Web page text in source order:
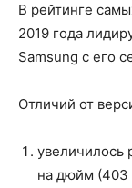
В рейтинге
2019 года
Samsung с его
Отличий от
увеличилось
на дюйм (403